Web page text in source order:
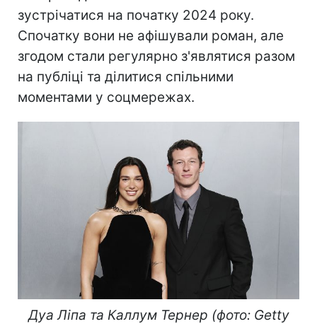
зустрічатися на початку 2024 року.
Спочатку вони не афішували роман, але
згодом стали регулярно з'являтися разом
на публіці та ділитися спільними
моментами у соцмережах.
Дуа Ліпа та Каллум Тернер (фото: Getty